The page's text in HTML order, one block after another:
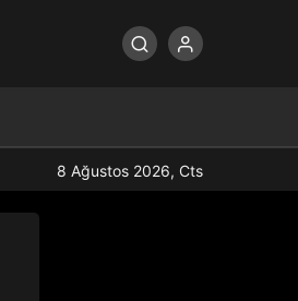
8 Ağustos 2026, Cts